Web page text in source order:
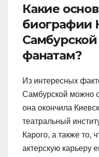
Какие
биографии
фанатам?
Из интересных
Самбурской можно
она окончила
театральный
Карого, а также то,
актерскую карьеру